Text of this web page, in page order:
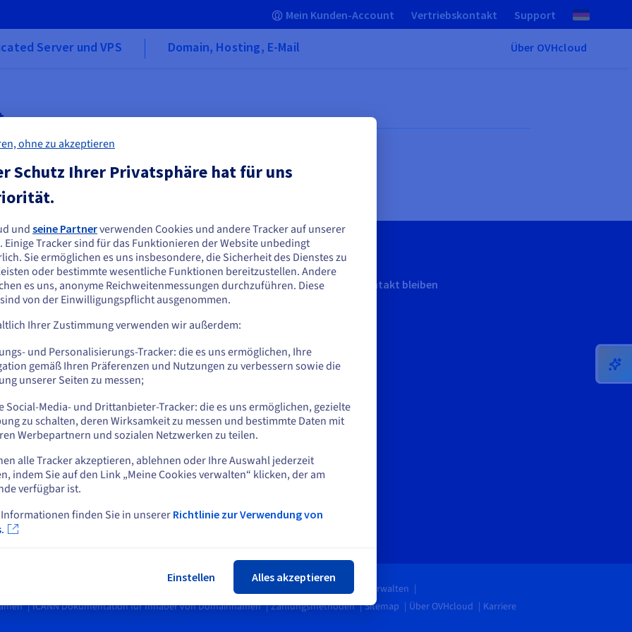
Mein Kunden-Account Vertriebskontakt Support
Server und VPS Domain, Hosting, E-Mail Über OVHcloud
es später erneut
Level
Sie uns
Support
8:00 - 18:00 Uhr
906730
News
Pressebereich
Blog
Soziale Netzwerke
In Kontakt bleiben
SAS.
Meine Cookies verwalten
ICANN Dokumentation für Inhaber von Domainnamen Zahlungsmethoden Sitemap Über OVHcloud Karriere
scheinen sich in Vereinigte Staaten zu
Sie aus Vereinigte Staaten bestellen möchten, müssen Sie sich auf der
Website umsehen und dort einen Account erstellen.
zur [Website] Webseite
us.ovhcloud.com/network Englisch
der aktuellen Website bleiben
andere Website wählen
ohne zu akzeptieren
Schutz Ihrer Privatsphäre hat für uns
und seine Partnerverwenden Cookies und andere Tracker auf unserer
Einige Tracker sind für das Funktionieren der Website unbedingt
Sie ermöglichen es uns insbesondere, die Sicherheit des Dienstes zu
oder bestimmte wesentliche Funktionen bereitzustellen. Andere
es uns, anonyme Reichweitenmessungen durchzuführen. Diese
von der Einwilligungspflicht ausgenommen.
Ihrer Zustimmung verwenden wir außerdem:
und Personalisierungs-Tracker: die es uns ermöglichen, Ihre
gemäß Ihren Präferenzen und Nutzungen zu verbessern sowie die
unserer Seiten zu messen;
Social-Media- und Drittanbieter-Tracker: die es uns ermöglichen, gezielte
zu schalten, deren Wirksamkeit zu messen und bestimmte Daten mit
Werbepartnern und sozialen Netzwerken zu teilen.
alle Tracker akzeptieren, ablehnen oder Ihre Auswahl jederzeit
indem Sie auf den Link „Meine Cookies verwalten“ klicken, der am
verfügbar ist.
finden Sie in unsererRichtlinie zur Verwendung von
Einstellen Alles akzeptieren